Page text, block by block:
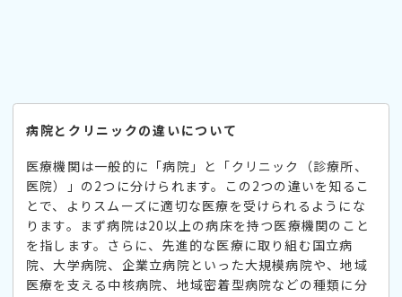
病院とクリニックの違いについて
医療機関は一般的に「病院」と「クリニック（診療所、
医院）」の2つに分けられます。この2つの違いを知るこ
とで、よりスムーズに適切な医療を受けられるようにな
ります。まず病院は20以上の病床を持つ医療機関のこと
を指します。さらに、先進的な医療に取り組む国立病
院、大学病院、企業立病院といった大規模病院や、地域
医療を支える中核病院、地域密着型病院などの種類に分